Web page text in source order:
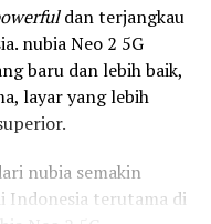
dan terjangkau
nubia Neo 2 5G
baru dan lebih baik,
layar yang lebih
nubia semakin
Indonesia terutama di